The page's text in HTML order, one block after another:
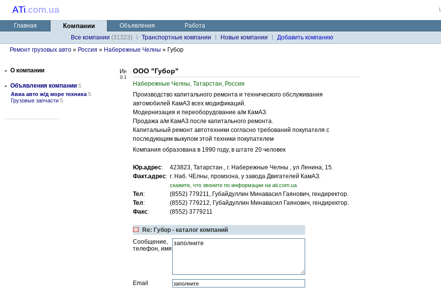
ATi.com.ua
Главная Компании Объявления
Работа
Все компании (31323) Транспортные компании Новые компании
Добавить компанию
Ремонт грузовых авто » Россия » Набережные Челны » Губор
• О компании
• Объявления компании 5
Авиа авто ж/д море техника 5
Грузовые запчасти 5
0.1
ООО "Губор"
Набережные Челны, Татарстан, Россия
Производство капитального ремонта и технического обслуживания
автомобилей КамАЗ всех модификаций.
Модернизация и переоборудование а/м КамАЗ.
Продажа а/м КамАЗ после капитального ремонта.
Капитальный ремонт автотехники согласно требований покупателя с
последующим выкупом этой техники покупателем
Компания образована в 1990 году, в штате 20 человек
Юр.адрес:
423823, Татарстан., г. Набережные Челны , ул Ленина, 15.
Факт.адрес: г. Наб. ЧЕлны, промзона, у завода Двигателей КамАЗ.
cкажите, что звоните по информации на ati.com.ua
Тел:
(8552) 779211, Губайдуллин Минавасил Гаянович, гендиректор.
Тел:
(8552) 779212, Губайдуллин Минавасил Гаянович, гендиректор.
Факс: (8552) 3779211
Re: Губор - каталог компаний
Сообщение,
телефон, имя
Email